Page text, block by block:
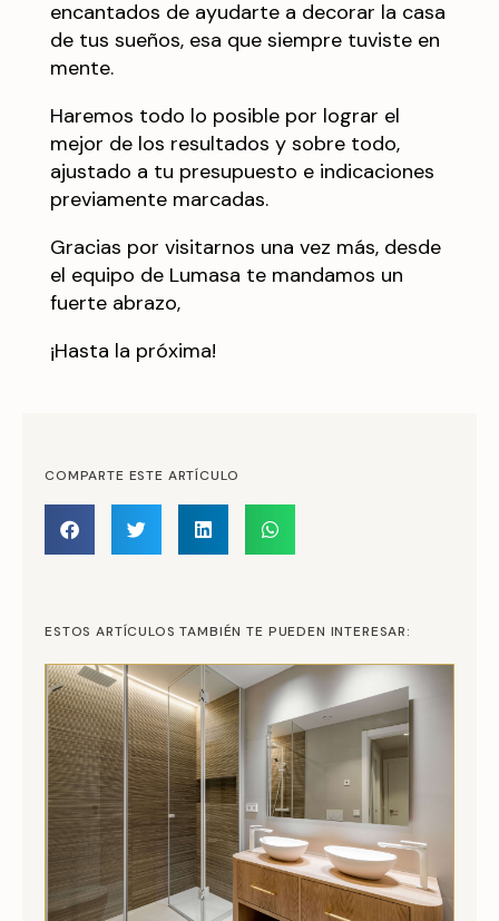
encantados de ayudarte a decorar la casa
de tus sueños, esa que siempre tuviste en
mente.
Haremos todo lo posible por lograr el
mejor de los resultados y sobre todo,
ajustado a tu presupuesto e indicaciones
previamente marcadas.
Gracias por visitarnos una vez más, desde
el equipo de Lumasa te mandamos un
fuerte abrazo,
¡Hasta la próxima!
COMPARTE ESTE ARTÍCULO
ESTOS ARTÍCULOS TAMBIÉN TE PUEDEN INTERESAR: